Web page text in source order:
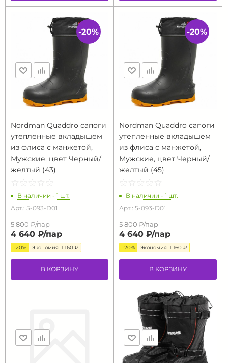
Nordman Quaddro сапоги
утепленные вкладышем
из флиса с манжетой,
Мужские, цвет Черный/
желтый (43)
☆ ☆ ☆ ☆ ☆
★ ★ ★ ★ ★
В наличии - 1 шт.
Арт.: 5-093-D01
5 800 ₽/пар
4 640 ₽/пар
-20% Экономия 1 160 ₽
В КОРЗИНУ
-20%
Nordman Quaddro сапоги
утепленные вкладышем
из флиса с манжетой,
Мужские, цвет Черный/
желтый (45)
☆ ☆ ☆ ☆ ☆
★ ★ ★ ★ ★
В наличии - 1 шт.
Арт.: 5-093-D01
5 800 ₽/пар
4 640 ₽/пар
-20% Экономия 1 160 ₽
В КОРЗИНУ
-20%